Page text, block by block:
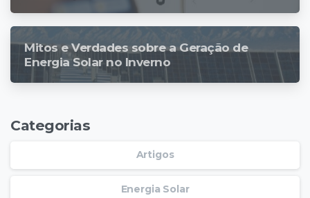
Mitos e Verdades sobre a Geração de
Energia Solar no Inverno
Categorias
Artigos
Energia Solar